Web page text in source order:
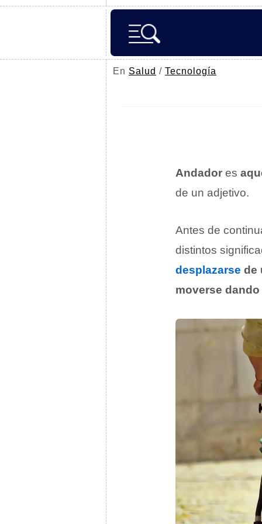
En Salud / Tecnología
Andador es
de un adjetivo.
Antes de
distintos
desplazarse de
moverse